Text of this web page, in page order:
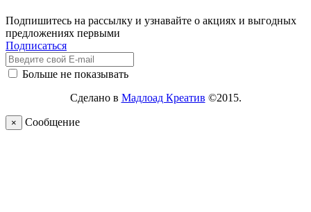
Подпишитесь на рассылку и узнавайте о акциях и выгодных
предложениях первыми
Подписаться
Больше не показывать
Сделано в Мадлоад Креатив ©2015.
× Сообщение